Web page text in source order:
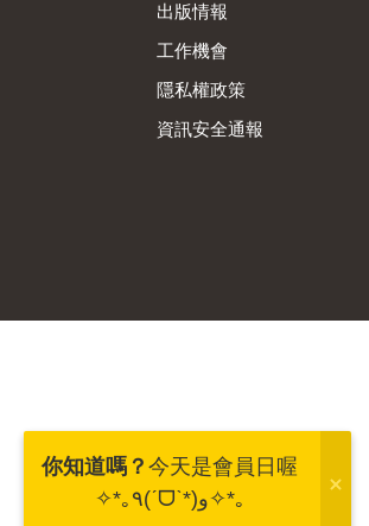
出版情報
工作機會
隱私權政策
資訊安全通報
你知道嗎？ 今天是會員日喔
✧*｡٩(ˊᗜˋ*)و✧*｡